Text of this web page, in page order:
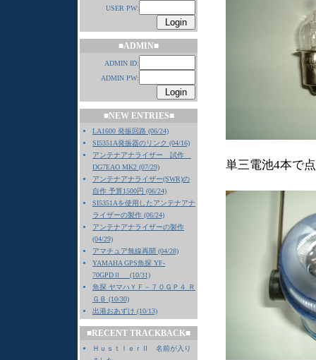
USER PW:
■ADMIN■
ADMIN ID:
ADMIN PW:
■NEW ENTRIES■
LA1600 発振回路 (06/24)
SI5351A発振器のリンク (04/16)
アンテナアナライザー 試作
DG7EAO MK2 (07/29)
アンテナアナライザー(SWR)の
自作 予算1500円 (06/24)
SI5351Aを使用したアンテナアナ
ライザーの製作 (06/24)
アンテナアナライザーの製作
(04/29)
アマチュア無線再開 (04/28)
YAMAHA GPS魚探 YF-
70GPDⅡ (10/31)
魚探 ヤマハＹＦ－７０ＧＰ４ Ｒ
ＧＢ (10/30)
出港おあずけ (10/13)
■RECENT TRACKBACK■
ＨｕｓｔｌｅｒⅡ 名前が入り
単三電池4本で